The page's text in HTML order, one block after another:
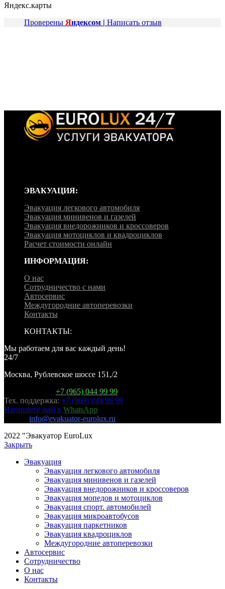
Яндекс.карты
Проверены Яндексом | Написать отзыв
ЭВАКУАЦИЯ:
Эвакуация легкового автомобиля
Эвакуация минивенов и газелей
Эвакуация внедорожников и кроссоверов
Эвакуация мотоциклов и квадроциклов
Расчет стоимости онлайн
ИНФОРМАЦИЯ:
О нас
Сотрудничество с нами
Автосервис
Междугородние автоперевозки
Контакты
КОНТАКТЫ:
Мы работаем для вас каждый день!
24/7
Москва, Рублевское шоссе 151,/2
+7 (965) 044 99 99
Тех. поддержка: +7 (969) 044 99 99
Напишите нам в WhatsApp
info@evakuator-eurolux.ru
2022 "Эвакуатор EuroLux
Закрыть
Эвакуация
Эвакуация легкового автомобиля
Эвакуация минивенов и газелей
Эвакуация внедорожников и кроссоверов
Эвакуация мопедов и мотоциклов
Эвакуация спорт. автомобилей
Эвакуация микроавтобусов
Эвакуация паркетников
Эвакуация квадроциклов
Междугородние автоперевозки
Автосервис
Сотрудничество
О нас
Контакты